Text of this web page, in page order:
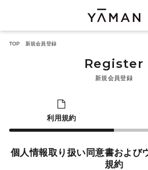
TOP 新規会員登録
Register
新規会員登録
利用規約
個人情報取り扱い同意書および
規約